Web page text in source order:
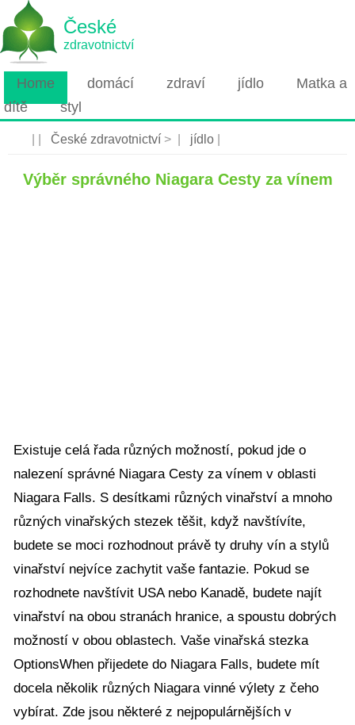
České
zdravotnictví
Home domácí zdraví jídlo
Matka a
dítě
styl
České zdravotnictví > | jídlo
Výběr správného Niagara Cesty za vínem
Existuje celá řada různých možností, pokud jde o
nalezení správné Niagara Cesty za vínem v oblasti
Niagara Falls. S desítkami různých vinařství a mnoho
různých vinařských stezek těšit, když navštívíte,
budete se moci rozhodnout právě ty druhy vín a stylů
vinařství nejvíce zachytit vaše fantazie. Pokud se
rozhodnete navštívit USA nebo Kanadě, budete najít
vinařství na obou stranách hranice, a spoustu dobrých
možností v obou oblastech. Vaše vinařská stezka
OptionsWhen přijedete do Niagara Falls, budete mít
docela několik různých Niagara vinné výlety z čeho
vybírat. Zde jsou některé z nejpopulárnějších v